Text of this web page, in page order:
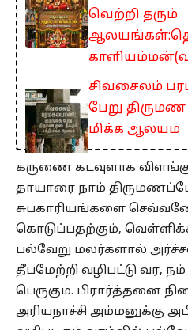
வெற்றி தரும்
சிவசைலம்
பேறு
மிக்க ஆலயம்
கருணை கடவுளாக
தாயாரை நாம்
சுபகாரியங்களை
கொடுப்பதற்கும்,
பல்வேறு மலர்களால்
தீபமேற்றி வழிபட்டு வர,
பெருகும். பிரார்த்தனை
அரியநாச்சி அம்மனுக்கு